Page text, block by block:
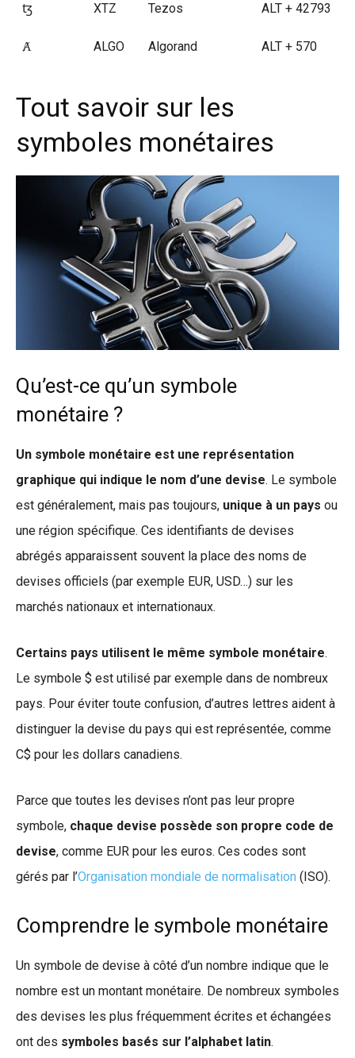
ꜩ XTZ Tezos ALT + 42793
Ⱥ ALGO Algorand ALT + 570
Tout savoir sur les
symboles monétaires
Qu’est-ce qu’un symbole
monétaire ?
Un symbole monétaire est une représentation
graphique qui indique le nom d’une devise. Le symbole
est généralement, mais pas toujours, unique à un pays ou
une région spécifique. Ces identifiants de devises
abrégés apparaissent souvent la place des noms de
devises officiels (par exemple EUR, USD…) sur les
marchés nationaux et internationaux.
Certains pays utilisent le même symbole monétaire.
Le symbole $ est utilisé par exemple dans de nombreux
pays. Pour éviter toute confusion, d’autres lettres aident à
distinguer la devise du pays qui est représentée, comme
C$ pour les dollars canadiens.
Parce que toutes les devises n’ont pas leur propre
symbole, chaque devise possède son propre code de
devise, comme EUR pour les euros. Ces codes sont
gérés par l’Organisation mondiale de normalisation (ISO).
Comprendre le symbole monétaire
Un symbole de devise à côté d’un nombre indique que le
nombre est un montant monétaire. De nombreux symboles
des devises les plus fréquemment écrites et échangées
ont des symboles basés sur l’alphabet latin.